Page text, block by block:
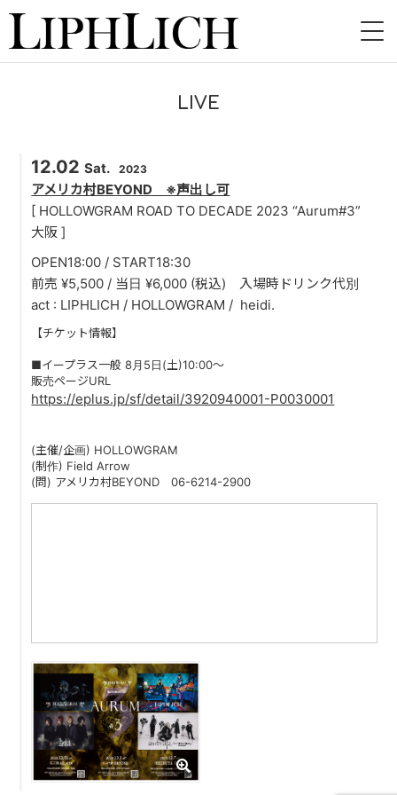
LIVE
INSTORE
VIDEO
DISCOGRAPHY
BLOG
PAST LIVE
GOODS
CONTACT
LIVE
12.02 Sat. 2023
アメリカ村BEYOND ※声出し可
[ HOLLOWGRAM ROAD TO DECADE 2023 “Aurum#3”
大阪 ]
OPEN18:00 / START18:30
前売 ¥5,500 / 当日 ¥6,000 (税込) 入場時ドリンク代別
act : LIPHLICH / HOLLOWGRAM / heidi.
【チケット情報】
■イープラス一般 8月5日(土)10:00〜
販売ページURL
https://eplus.jp/sf/detail/3920940001-P0030001
(主催/企画) HOLLOWGRAM
(制作) Field Arrow
(問) アメリカ村BEYOND 06-6214-2900